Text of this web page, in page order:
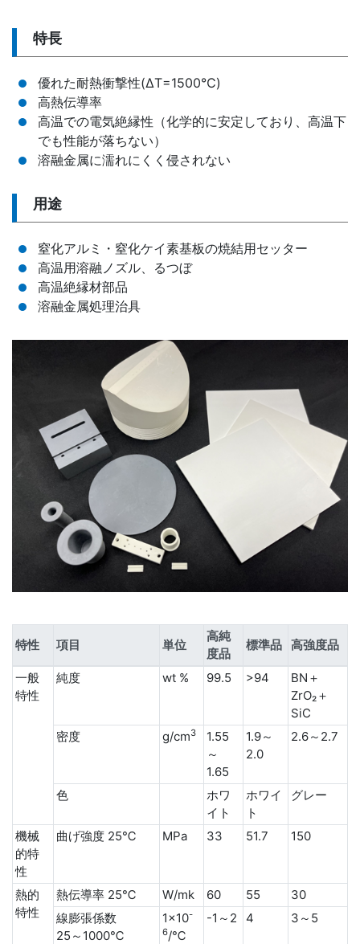
特長
優れた耐熱衝撃性(ΔT=1500℃)
高熱伝導率
高温での電気絶縁性（化学的に安定しており、高温下
でも性能が落ちない）
溶融金属に濡れにくく侵されない
用途
窒化アルミ・窒化ケイ素基板の焼結用セッター
高温用溶融ノズル、るつぼ
高温絶縁材部品
溶融金属処理治具
特性 項目 単位
高純
度品
標準品 高強度品
一般
特性
純度 wt % 99.5 >94
BN＋
ZrO₂＋
SiC
密度
g/cm3
1.55
～
1.65
1.9～
2.0
2.6～2.7
色
ホワ
イト
ホワイ
ト
グレー
機械
的特
性
曲げ強度 25℃ MPa 33 51.7 150
熱的
特性
熱伝導率 25℃ W/mk 60 55
30
線膨張係数
25～1000℃
1×10-
6/℃
-1～2 4 3～5